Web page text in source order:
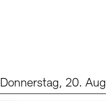
Donnerstag, 20. Aug